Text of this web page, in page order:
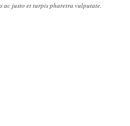
ac justo et turpis pharetra vulputate.